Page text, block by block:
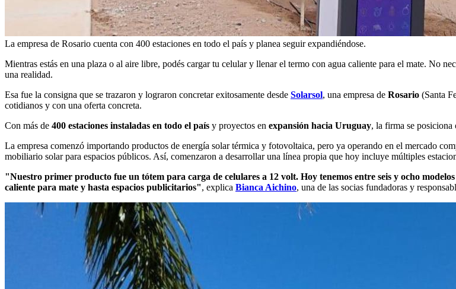
La empresa de Rosario cuenta con 400 estaciones en todo el país y planea seguir expandiéndose.
Mientras estás en una plaza o al aire libre, podés cargar tu celular y llenar el termo con agua caliente para el mate. No
una realidad.
Esa fue la consigna que se trazaron y lograron concretar exitosamente desde Solarsol, una empresa de Rosario (Santa
cotidianos y con una oferta concreta.
Con más de 400 estaciones instaladas en todo el país y proyectos en expansión hacia Uruguay, la firma se posiciona
La empresa comenzó importando productos de energía solar térmica y fotovoltaica, pero ya operando en el mercado
mobiliario solar para espacios públicos. Así, comenzaron a desarrollar una línea propia que hoy incluye múltiples
"Nuestro primer producto fue un tótem para carga de celulares a 12 volt. Hoy tenemos entre seis y ocho
caliente para mate y hasta espacios publicitarios", explica Bianca Aichino, una de las socias fundadoras y